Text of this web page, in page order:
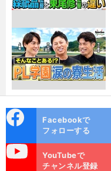
ok
Facebookで
フォローする
YouTubeで
チャンネル登録